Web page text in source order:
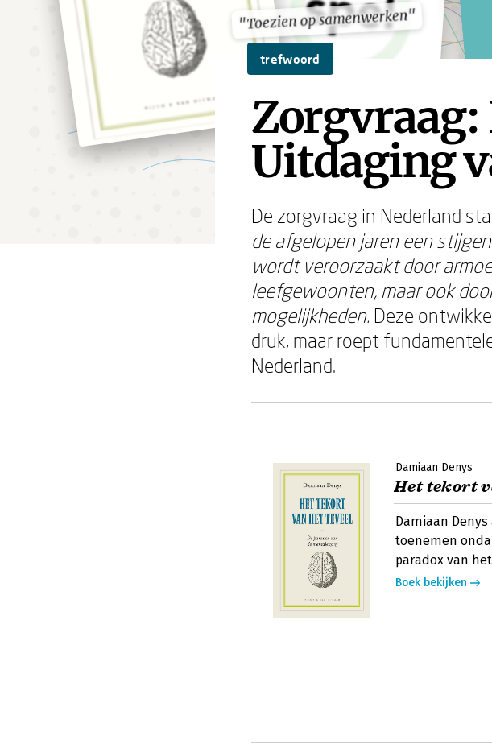
"Toezien op samenwerken"
"Toezien op samenwerken"
trefwoord
Zorgvraag:
Uitdaging
De zorgvraag in Nederland
de afgelopen jaren een
wordt veroorzaakt door
leefgewoonten, maar ook
mogelijkheden. Deze
druk, maar roept
Nederland.
Damiaan Denys
Het tekort
Damiaan
toenemen
paradox van
Boek bekijken